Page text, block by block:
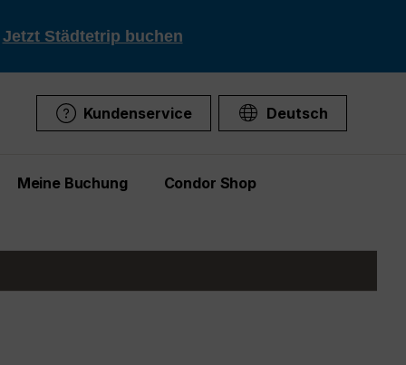
Jetzt Städtetrip buchen
Kundenservice Deutsch
Meine Buchung Condor Shop